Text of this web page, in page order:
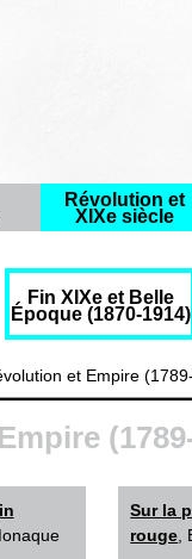
Révolution et
XIXe siècle
Fin XIXe et Belle
Époque (1870-1914)
et Empire
Sur la
rouge